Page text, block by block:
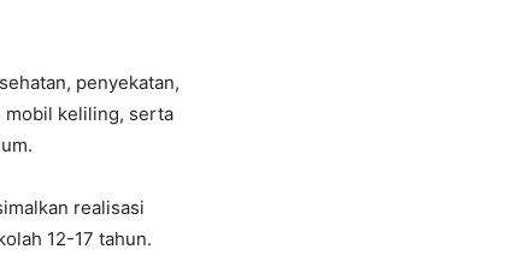
penyekatan,
mobil keliling, serta
realisasi
12-17 tahun.